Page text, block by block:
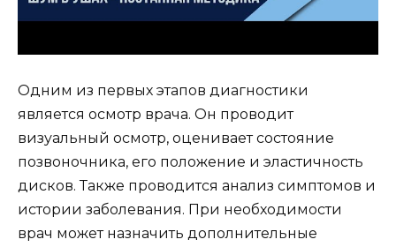
Одним из первых этапов диагностики
является осмотр врача. Он проводит
визуальный осмотр, оценивает состояние
позвоночника, его положение и эластичность
дисков. Также проводится анализ симптомов и
истории заболевания. При необходимости
врач может назначить дополнительные